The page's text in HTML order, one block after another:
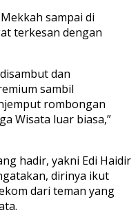
sampai di
terkesan dengan
dan
sambil
rombongan
Wisata luar biasa,”
hadir, yakni Edi Haidir
dirinya ikut
dari teman yang